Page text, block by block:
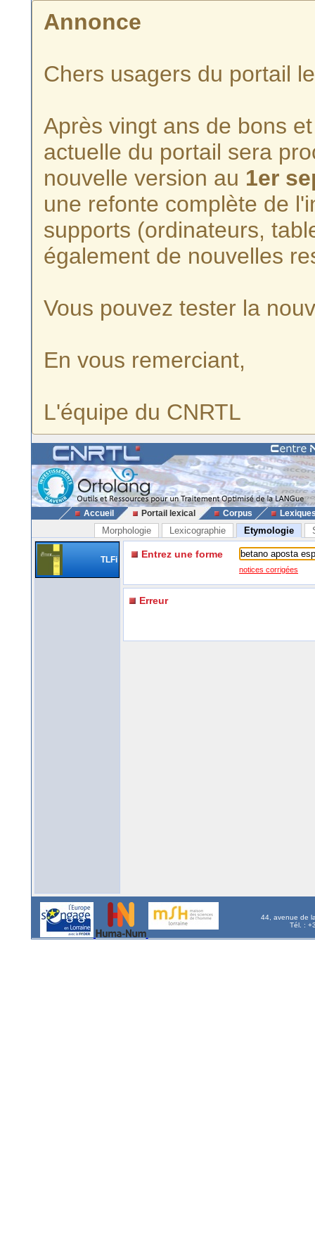
Annonce
Chers usagers du portail
Après vingt ans de bons
actuelle du portail sera
nouvelle version au 1er
une refonte complète de
supports (ordinateurs,
également de nouvelles
Vous pouvez tester la
En vous remerciant,
L'équipe du CNRTL
Accueil Portail lexical Corpus
Morphologie Lexicographie Etymologie
TLFi Entrez une forme
notices corrigées
Erreur
44, avenue de
Tél. :